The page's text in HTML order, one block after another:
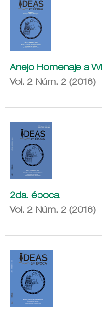
Anejo Homenaje a
Vol. 2 Núm. 2 (2016)
2da. época
Vol. 2 Núm. 2 (2016)